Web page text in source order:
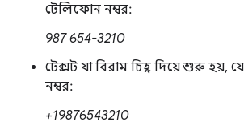
টেলিফোন নম্বর:
987 654-3210
টেক্সট যা বিরাম চিহ্ন দিয়ে শুরু হয়,
নম্বর:
+19876543210